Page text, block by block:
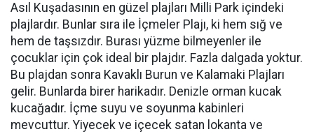
Asıl Kuşadasının en güzel plajları Milli Park içindeki
plajlardır. Bunlar sıra ile İçmeler Plajı, ki hem sığ ve
hem de taşsızdır. Burası yüzme bilmeyenler ile
çocuklar için çok ideal bir plajdır. Fazla dalgada yoktur.
Bu plajdan sonra Kavaklı Burun ve Kalamaki Plajları
gelir. Bunlarda birer harikadır. Denizle orman kucak
kucağadır. İçme suyu ve soyunma kabinleri
mevcuttur. Yiyecek ve içecek satan lokanta ve